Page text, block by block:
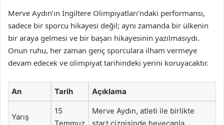
Merve Aydın’ın İngiltere Olimpiyatları’ndaki performansı,
sadece bir sporcu hikayesi değil; aynı zamanda bir ülkenin
bir araya gelmesi ve bir başarı hikayesinin yazılmasıydı.
Onun ruhu, her zaman genç sporculara ilham vermeye
devam edecek ve olimpiyat tarihindeki yerini koruyacaktır.
An Tarih Açıklama
Yarış
15
Merve Aydın, atleti ile birlikte